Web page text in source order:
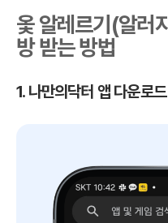
옻 알레르기(알러
방 받는 방법
1. 나만의닥터 앱 다운로드